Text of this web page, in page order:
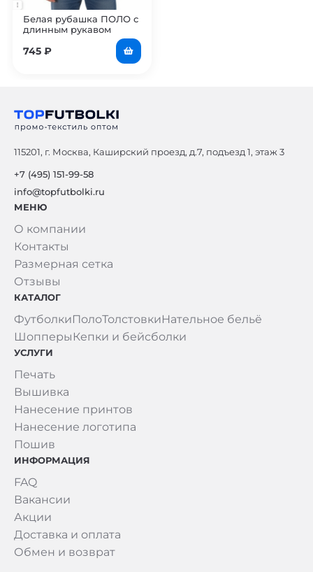
Белая рубашка ПОЛО с
длинным рукавом
745 ₽
115201, г. Москва, Каширский проезд, д.7, подъезд 1, этаж 3
+7 (495) 151-99-58
info@topfutbolki.ru
МЕНЮ
О компании
Контакты
Размерная сетка
Отзывы
КАТАЛОГ
ФутболкиПолоТолстовкиНательное бельё
Шопперы Кепки и бейсболки
УСЛУГИ
Печать
Вышивка
Нанесение принтов
Нанесение логотипа
Пошив
ИНФОРМАЦИЯ
FAQ
Вакансии
Акции
Доставка и оплата
Обмен и возврат